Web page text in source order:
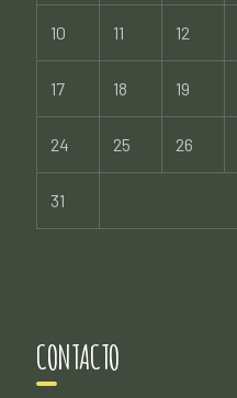
10 11 12
17 18 19
24 25 26
31
CONTACTO